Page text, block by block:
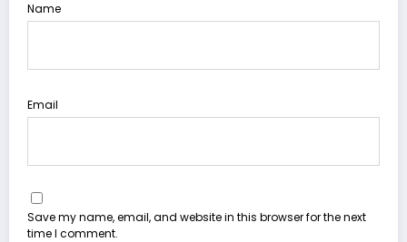
Name
Email
Save my name, email, and website in this browser for the next
time I comment.